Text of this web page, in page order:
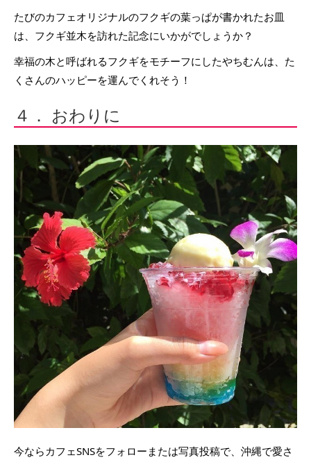
たびのカフェオリジナルのフクギの葉っぱが書かれたお皿
は、フクギ並木を訪れた記念にいかがでしょうか？
幸福の木と呼ばれるフクギをモチーフにしたやちむんは、た
くさんのハッピーを運んでくれそう！
４． おわりに
今ならカフェSNSをフォローまたは写真投稿で、沖縄で愛さ